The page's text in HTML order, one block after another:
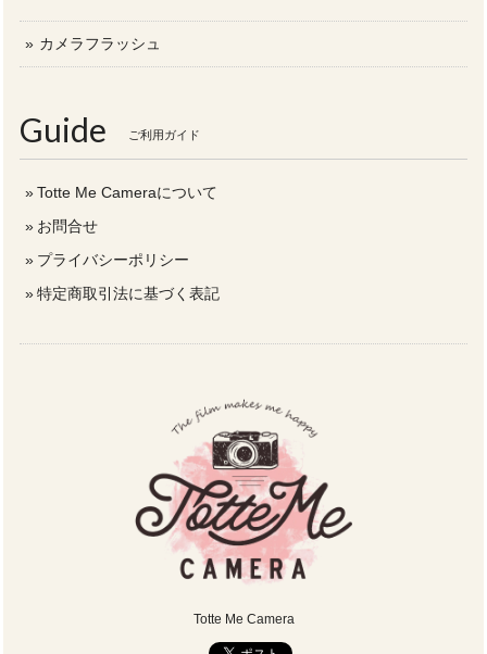
カメラフラッシュ
Guide ご利用ガイド
Totte Me Cameraについて
お問合せ
プライバシーポリシー
特定商取引法に基づく表記
Totte Me Camera